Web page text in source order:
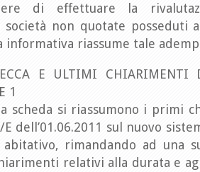
di effettuare la
società non quotate posseduti
informativa riassume tale
E ULTIMI CHIARIMENTI
1
scheda si riassumono i primi
E dell’01.06.2011 sul nuovo
abitativo, rimandando ad una
relativi alla durata e